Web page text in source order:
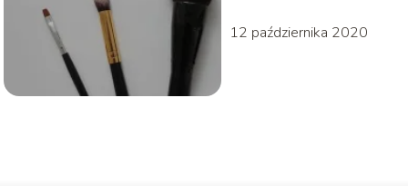
12 października 2020